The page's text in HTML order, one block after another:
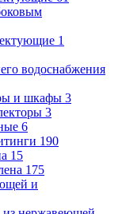
1
водоснабжения
и шкафы 3
3
6
190
15
175
и